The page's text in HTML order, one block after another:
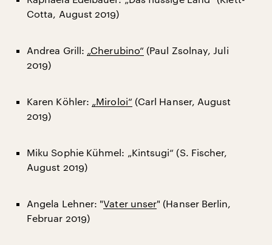
Cotta, August 2019)
Andrea Grill: „Cherubino“ (Paul Zsolnay, Juli
2019)
Karen Köhler: „Miroloi“ (Carl Hanser, August
2019)
Miku Sophie Kühmel: „Kintsugi“ (S. Fischer,
August 2019)
Angela Lehner: "Vater unser" (Hanser Berlin,
Februar 2019)